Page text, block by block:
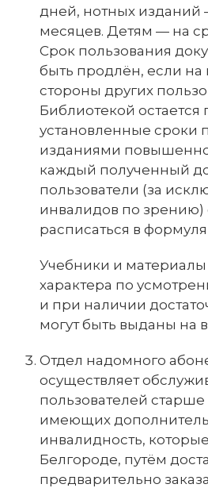
дней, нотных изданий
месяцев. Детям — на
Срок пользования
быть продлён, если на
стороны других
Библиотекой остается
установленные сроки
изданиями
каждый полученный
пользователи (за
инвалидов по зрению)
расписаться в
Учебники и материалы
характера по
и при наличии
могут быть выданы на
Отдел надомного
осуществляет
пользователей старше
имеющих
инвалидность,
Белгороде, путём
предварительно